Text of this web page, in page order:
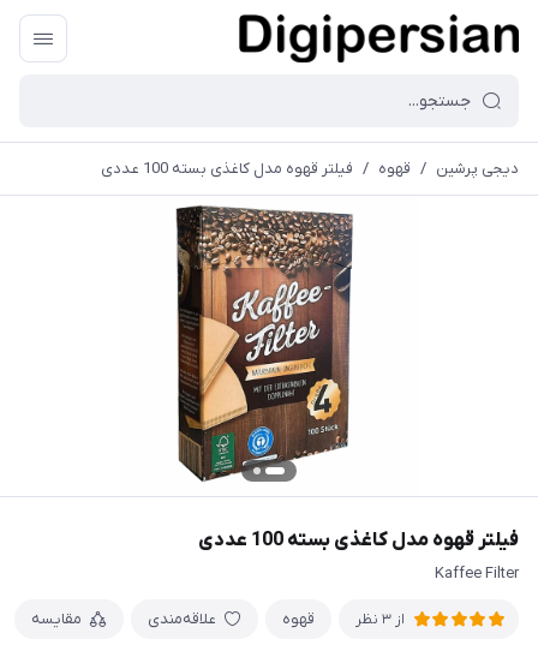
دیجی پرشین / قهوه / فیلتر قهوه مدل کاغذی بسته 100 عددی
فیلتر قهوه مدل کاغذی بسته 100 عددی
Kaffee Filter
از 3 نظر قهوه علاقه‌مندی مقایسه